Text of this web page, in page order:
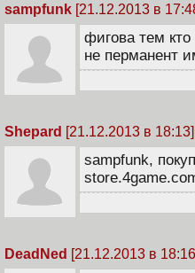
sampfunk [21.12.2013 в
фигова тем
не перманент
Shepard [21.12.2013 в 18:13]
sampfunk,
DeadNed [21.12.2013 в